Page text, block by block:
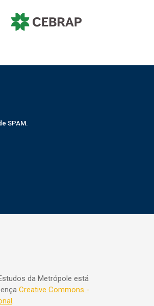
SPAM.
da Metrópole está
Creative Commons -